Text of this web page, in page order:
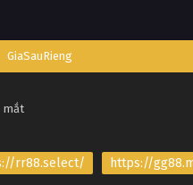
GiaSauRieng
mắt
rr88.select/ https://